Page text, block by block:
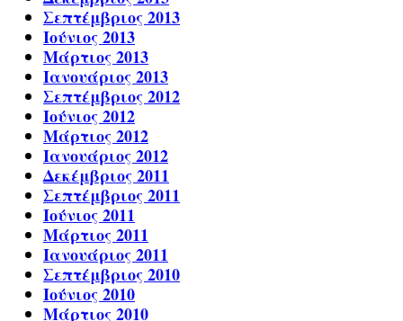
Σεπτέμβριος 2013
Ιούνιος 2013
Μάρτιος 2013
Ιανουάριος 2013
Σεπτέμβριος 2012
Ιούνιος 2012
Μάρτιος 2012
Ιανουάριος 2012
Δεκέμβριος 2011
Σεπτέμβριος 2011
Ιούνιος 2011
Μάρτιος 2011
Ιανουάριος 2011
Σεπτέμβριος 2010
Ιούνιος 2010
Μάρτιος 2010